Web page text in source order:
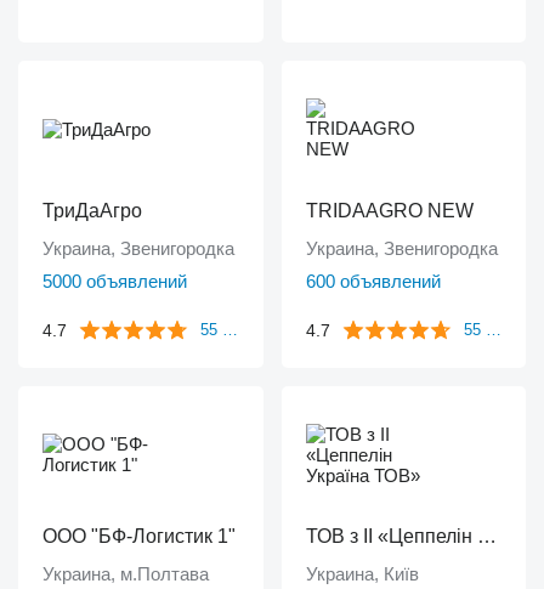
ТриДаАгро
Украина, Звенигородка
5000 объявлений
4.7 55 отзывов
TRIDAAGRO NEW
Украина, Звенигородка
600 объявлений
4.7 55 отзывов
ООО "БФ-Логистик 1"
Украина, м.Полтава
ТОВ з ІІ «Цеппелін Україна ТОВ»
Украина, Київ